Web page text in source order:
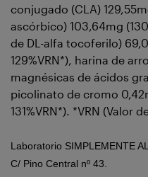
conjugado (CLA)
ascórbico) 103,64mg
de DL-alfa tocoferilo)
129%VRN*), harina de
magnésicas de ácidos
picolinato de cromo
131%VRN*). *VRN (Valor
Laboratorio SIMPLEMENTE
C/ Pino Central nº 43.